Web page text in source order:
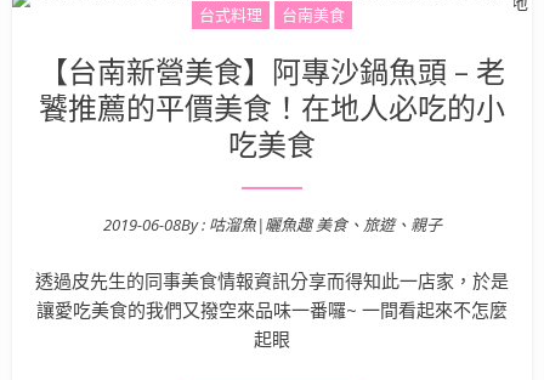
台式料理 台南美食
【台南新營美食】阿專沙鍋魚頭 – 老
饕推薦的平價美食！在地人必吃的小
吃美食
Posted on
2019-06-08By : 咕溜魚|曬魚趣 美食、旅遊、親子
透過皮先生的同事美食情報資訊分享而得知此一店家，於是
讓愛吃美食的我們又撥空來品味一番囉~ 一間看起來不怎麼
起眼